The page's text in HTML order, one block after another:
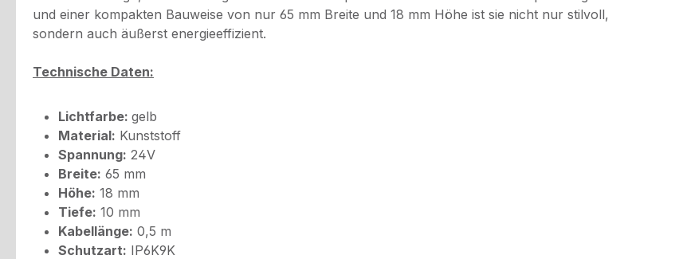
und einer kompakten Bauweise von nur 65 mm Breite und 18 mm Höhe ist sie nicht nur stilvoll,
sondern auch äußerst energieeffizient.
Technische Daten:
Lichtfarbe: gelb
Material: Kunststoff
Spannung: 24V
Breite: 65 mm
Höhe: 18 mm
Tiefe: 10 mm
Kabellänge: 0,5 m
Schutzart: IP6K9K